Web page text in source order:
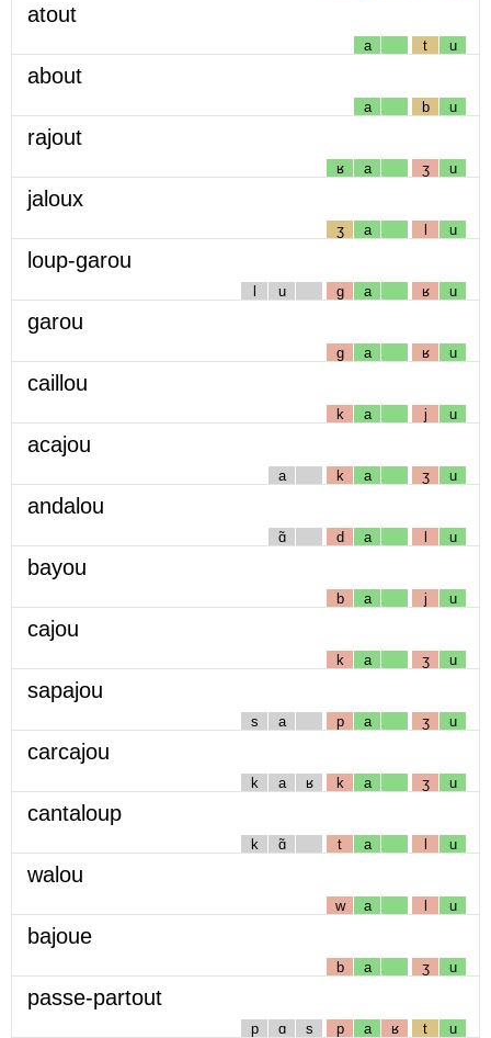
atout
a t u
about
a b u
rajout
ʁ a ʒ u
jaloux
ʒ a l u
loup-garou
l u g a ʁ u
garou
g a ʁ u
caillou
k a j u
acajou
a k a ʒ u
andalou
ɑ̃ d a l u
bayou
b a j u
cajou
k a ʒ u
sapajou
s a p a ʒ u
carcajou
k a ʁ k a ʒ u
cantaloup
k ɑ̃ t a l u
walou
w a l u
bajoue
b a ʒ u
passe-partout
p ɑ s p a ʁ t u